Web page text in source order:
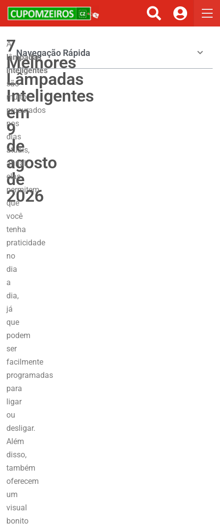
7
Melhores
Lâmpadas
Inteligentes
em
9
de
agosto
de
2026
A
lâmpadas
inteligentes
são
muito
procurados
nos
dias
atuais,
afinal,
elas
permitem
que
você
tenha
praticidade
no
dia
a
dia,
já
que
podem
ser
facilmente
programadas
para
ligar
ou
desligar.
Além
disso,
também
oferecem
um
visual
bonito
Navegação Rápida